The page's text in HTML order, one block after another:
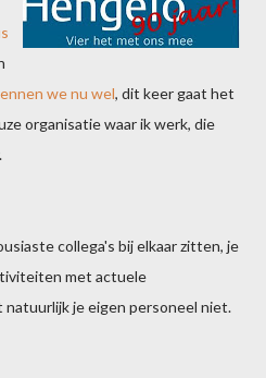
we nu wel, dit keer gaat het
organisatie waar ik werk, die
collega's bij elkaar zitten, je
met actuele
je eigen personeel niet.